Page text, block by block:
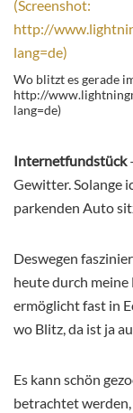
Wo blitzt es gerade
http://
lang=de)
Internetfundstück
Gewitter. Solange
parkenden Auto
Deswegen
heute durch
ermöglicht fast in
wo Blitz, da ist ja
Es kann schön
betrachtet